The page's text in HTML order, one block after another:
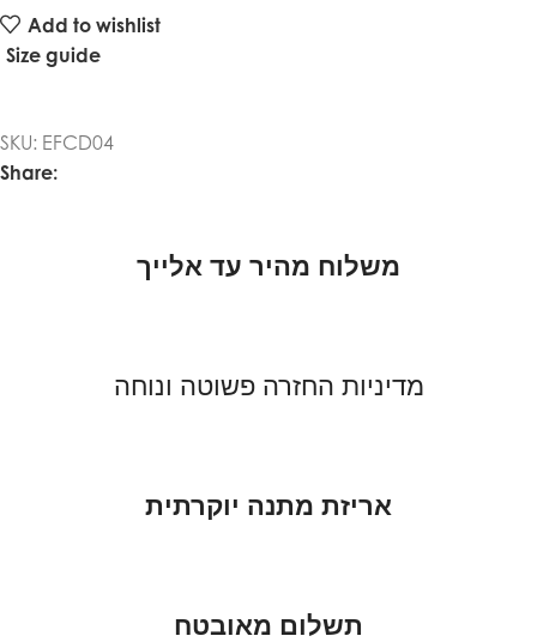
Add to wishlist
Size guide
SKU: EFCD04
Share:
משלוח מהיר עד אלייך
מדיניות החזרה פשוטה ונוחה
אריזת מתנה יוקרתית
תשלום מאובטח